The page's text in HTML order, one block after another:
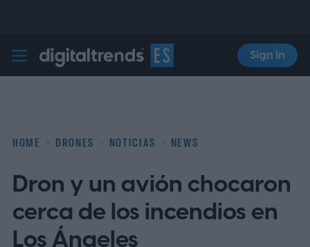
Digital Trends Español
Sign In
HOME DRONES NOTICIAS NEWS
Dron y un avión chocaron
cerca de los incendios en
Los Ángeles